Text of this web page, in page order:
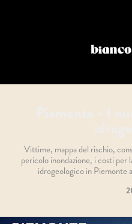
Vittime, mappa del rischio,
pericolo inondazione, i costi
idrogeologico in Piemonte